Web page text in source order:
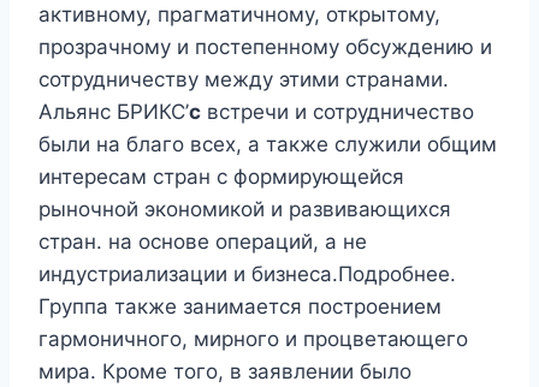
активному, прагматичному, открытому,
прозрачному и постепенному обсуждению и
сотрудничеству между этими странами.
Альянс БРИКС’с встречи и сотрудничество
были на благо всех, а также служили общим
интересам стран с формирующейся
рыночной экономикой и развивающихся
стран. на основе операций, а не
индустриализации и бизнеса.Подробнее.
Группа также занимается построением
гармоничного, мирного и процветающего
мира. Кроме того, в заявлении было